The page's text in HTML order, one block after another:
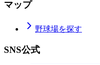
マップ
野球場を探す
SNS公式